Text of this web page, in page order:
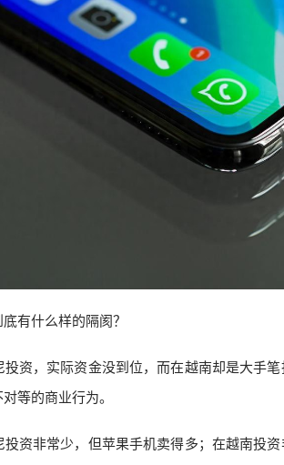
有什么样的隔阂？
投资，实际资金没到位，而在越南却是大手
等的商业行为。
资非常少，但苹果手机卖得多；在越南投